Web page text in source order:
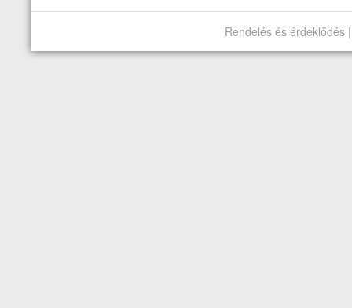
Rendelés és érdeklődés